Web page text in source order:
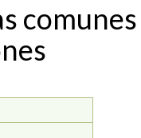
comunes